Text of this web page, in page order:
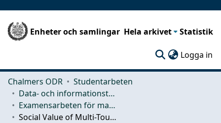
Enheter och samlingar Hela arkivet Statistik
Logga in
Chalmers ODR
Studentarbeten
Data- och informationsteknik (CSE)
Examensarbeten för masterexamen
Social Value of Multi-Touch Interfaces for Public Places